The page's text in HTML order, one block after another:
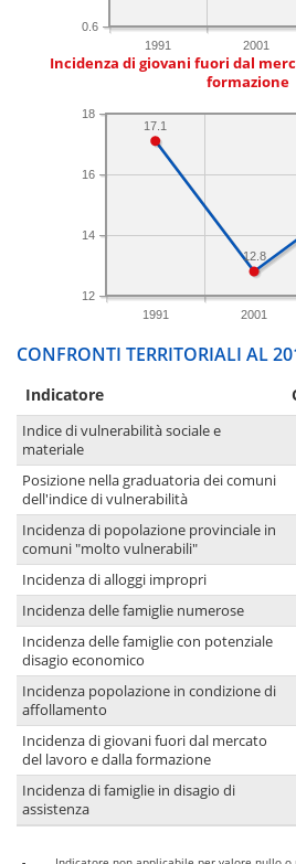
1991 2001
0.6
Incidenza di giovani fuori dal
formazione
1991 2001
12
14
16
18
12.8
17.1
CONFRONTI TERRITORIALI AL
Indicatore
Indice di vulnerabilità sociale e
materiale
Posizione nella graduatoria dei comuni
dell'indice di vulnerabilità
Incidenza di popolazione provinciale in
comuni "molto vulnerabili"
Incidenza di alloggi impropri
Incidenza delle famiglie numerose
Incidenza delle famiglie con potenziale
disagio economico
Incidenza popolazione in condizione di
affollamento
Incidenza di giovani fuori dal mercato
del lavoro e dalla formazione
Incidenza di famiglie in disagio di
assistenza